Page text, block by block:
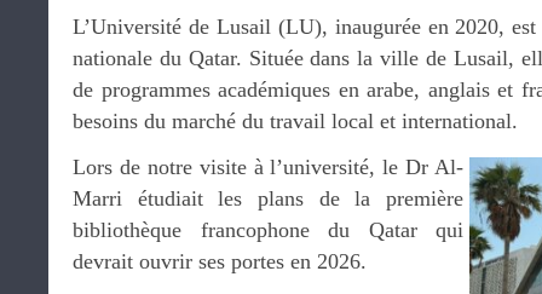
L’Université de Lusail (LU), inaugurée en 2020,
nationale du Qatar. Située dans la ville de Lusail,
de programmes académiques en arabe, anglais et
besoins du marché du travail local et international.
Lors de notre visite à l’université, le Dr Al-
Marri étudiait les plans de la première
bibliothèque francophone du Qatar qui
devrait ouvrir ses portes en 2026.